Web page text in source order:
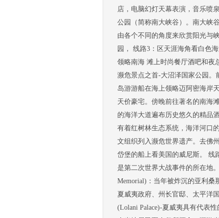
店，电脑幻灯天幕表演，音乐喷
公园（简称南大峡谷）。南大峡
由各个不同的角度来欣赏阳光与
园， 线路3：区天涯海角看白色
领略南海 滩上时尚餐厅酒吧和夜
濒危景点之首-大沼泽国家公园。
岛游游船在海上领略迈阿密海岸
天价豪宅。傍晚前往著名的南海
的海洋大道遍布历史悠久的精品
有着红树林生态系统，海洋河口
文组织列入濒危世界遗产。去
岱堡的船上看美国的威尼斯。 线
是第二次世界大战事件的所在地
Memorial)：当年被炸沉的亚利
夏威夷政府、州长官邸、太平洋
(Lolani Palace)-夏威夷具有代表